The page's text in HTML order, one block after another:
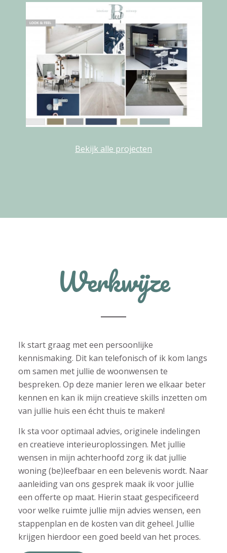
Bekijk alle projecten
Werkwijze
Ik start graag met een persoonlijke
kennismaking. Dit kan telefonisch of ik kom langs
om samen met jullie de woonwensen te
bespreken. Op deze manier leren we elkaar beter
kennen en kan ik mijn creatieve skills inzetten om
van jullie huis een écht thuis te maken!
Ik sta voor optimaal advies, originele indelingen
en creatieve interieuroplossingen. Met jullie
wensen in mijn achterhoofd zorg ik dat jullie
woning (be)leefbaar en een belevenis wordt. Naar
aanleiding van ons gesprek maak ik voor jullie
een offerte op maat. Hierin staat gespecificeerd
voor welke ruimte jullie mijn advies wensen, een
stappenplan en de kosten van dit geheel. Jullie
krijgen hierdoor een goed beeld van het proces.